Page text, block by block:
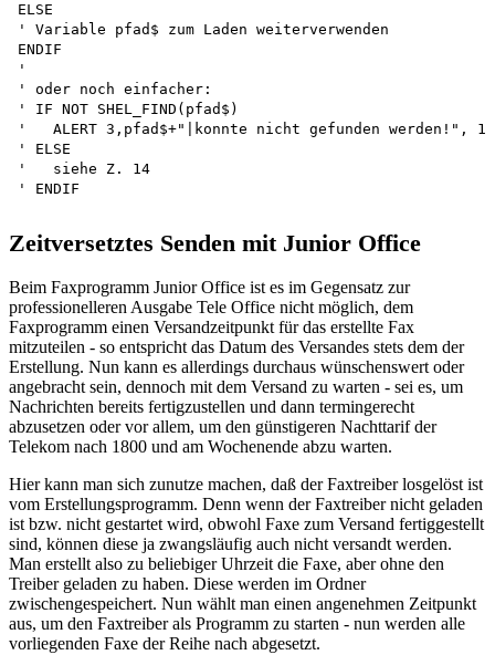
ELSE
' Variable pfad$ zum Laden weiterverwenden
ENDIF
'
' oder noch einfacher:
' IF NOT SHEL_FIND(pfad$)
'   ALERT 3,pfad$+"|konnte nicht gefunden werden!",
' ELSE
'   siehe Z. 14
Zeitversetztes Senden mit Junior Office
Beim Faxprogramm Junior Office ist es im Gegensatz zur
professionelleren Ausgabe Tele Office nicht möglich, dem
Faxprogramm einen Versandzeitpunkt für das erstellte Fax
mitzuteilen - so entspricht das Datum des Versandes stets dem der
Erstellung. Nun kann es allerdings durchaus wünschenswert oder
angebracht sein, dennoch mit dem Versand zu warten - sei es, um
Nachrichten bereits fertigzustellen und dann termingerecht
abzusetzen oder vor allem, um den günstigeren Nachttarif der
Telekom nach 1800 und am Wochenende abzu warten.
Hier kann man sich zunutze machen, daß der Faxtreiber losgelöst ist
vom Erstellungsprogramm. Denn wenn der Faxtreiber nicht geladen
ist bzw. nicht gestartet wird, obwohl Faxe zum Versand fertiggestellt
sind, können diese ja zwangsläufig auch nicht versandt werden.
Man erstellt also zu beliebiger Uhrzeit die Faxe, aber ohne den
Treiber geladen zu haben. Diese werden im Ordner
zwischengespeichert. Nun wählt man einen angenehmen Zeitpunkt
aus, um den Faxtreiber als Programm zu starten - nun werden alle
vorliegenden Faxe der Reihe nach abgesetzt.